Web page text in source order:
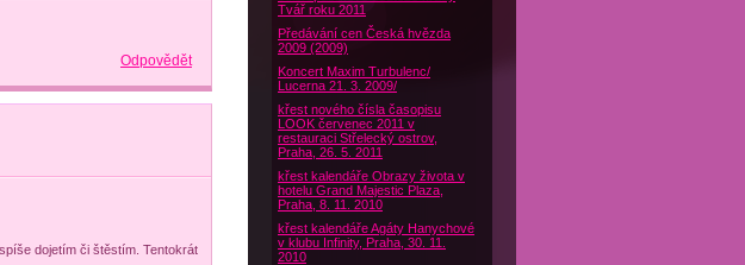
Odpovědět
dojetím či štěstím. Tentokrát
Tvář roku 2011
Předávání cen Česká hvězda
2009 (2009)
Koncert Maxim Turbulenc/
Lucerna 21. 3. 2009/
křest nového čísla časopisu
LOOK červenec 2011 v
restauraci Střelecký ostrov,
Praha, 26. 5. 2011
křest kalendáře Obrazy života v
hotelu Grand Majestic Plaza,
Praha, 8. 11. 2010
křest kalendáře Agáty Hanychové
v klubu Infinity, Praha, 30. 11.
2010